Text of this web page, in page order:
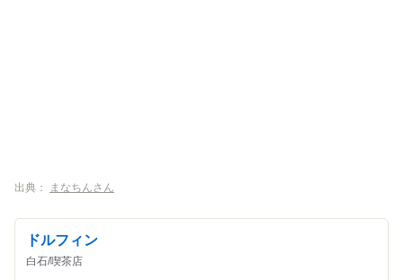
出典： まなちんさん
ドルフィン
白石/喫茶店